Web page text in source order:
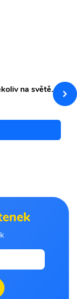
na světě.